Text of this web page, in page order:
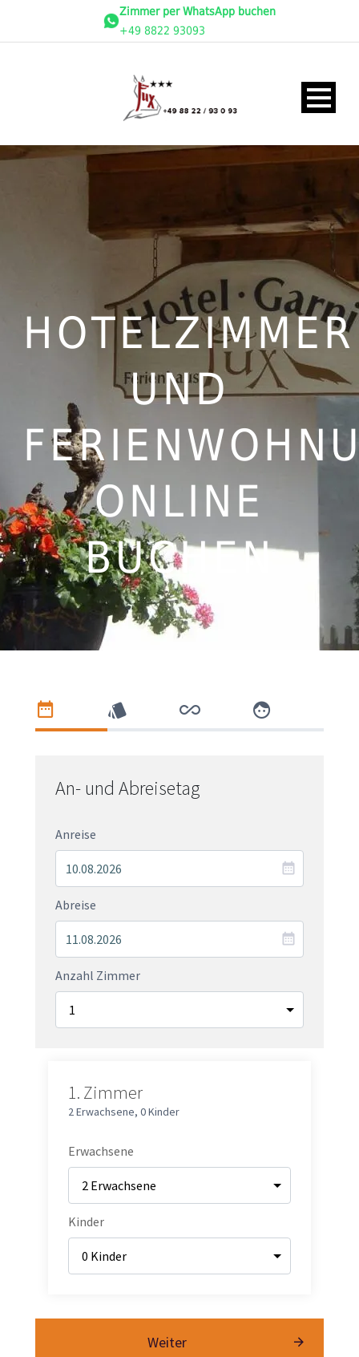
Zimmer per WhatsApp buchen
+49 8822 93093
HOTELZIMMER
UND
ONLINE
BUCHEN
An- und Abreisetag
Anreise
Abreise
Anzahl Zimmer
1. Zimmer
2 Erwachsene, 0 Kinder
Erwachsene
Kinder
Weiter